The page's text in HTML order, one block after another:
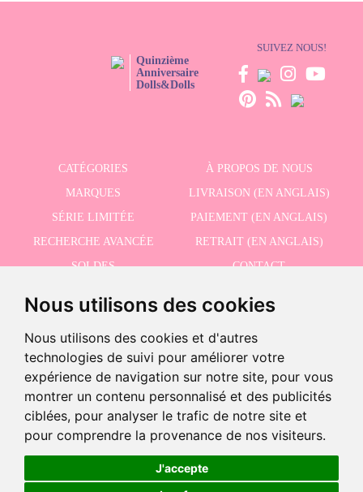
Nous utilisons des cookies
Nous utilisons des cookies et d'autres
technologies de suivi pour améliorer votre
expérience de navigation sur notre site, pour vous
montrer un contenu personnalisé et des publicités
ciblées, pour analyser le trafic de notre site et
pour comprendre la provenance de nos visiteurs.
J'accepte
34,96 € +
-
Quinzième
Anniversaire
Dolls&Dolls
SUIVEZ NOUS!
CATÉGORIES
À PROPOS DE NOUS
MARQUES
LIVRAISON (EN ANGLAIS)
SÉRIE LIMITÉE
PAIEMENT (EN ANGLAIS)
RECHERCHE AVANCÉE
RETRAIT (EN ANGLAIS)
SOLDES
CONTACT
J'accepte la politique de confidentialité
©2026 Dolls And Dolls. Tous les droits sont réservés. Mention légale (en anglais).